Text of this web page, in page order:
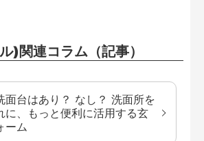
)関連コラム（記事）
面台はあり？ なし？ 洗面所を
に、もっと便利に活用する玄
ーム